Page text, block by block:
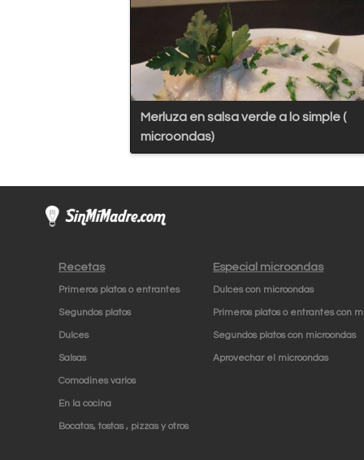
Merluza en salsa verde a lo simple (
microondas)
Recetas
Primeros platos o entrantes
Segundos platos
Dulces
Salsas
Comodines varios
En la cocina
Bocatas, tostas , pizzas y otros
Especial microondas
Dulces con microondas
Primeros platos o entrantes con
Segundos platos con microondas
Aprovechar el microondas